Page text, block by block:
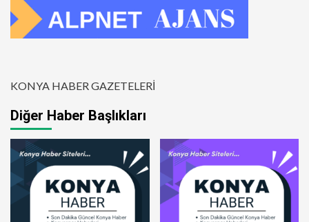
KONYA HABER GAZETELERİ
Diğer Haber Başlıkları